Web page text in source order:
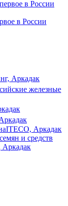
в России
Аркадак
железные
ITECO, Аркадак
и средств